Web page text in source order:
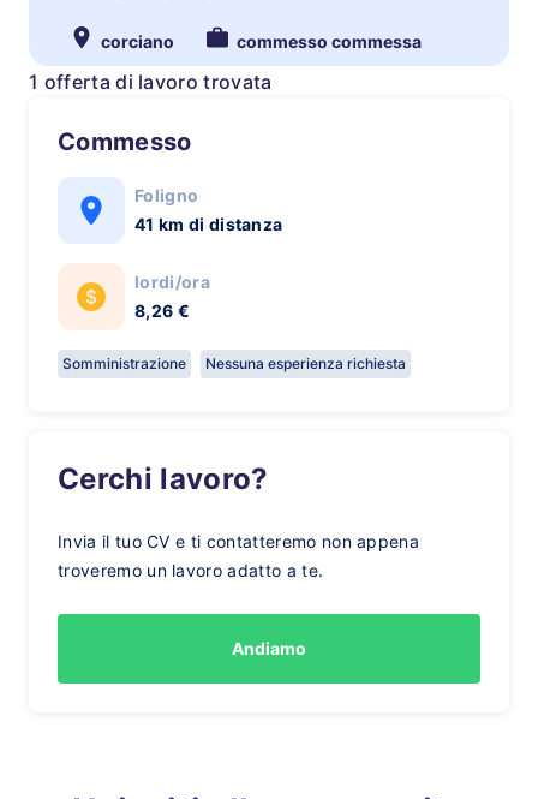
corciano commesso commessa
1 offerta di lavoro trovata
Commesso
Foligno
41 km di distanza
lordi/ora
8,26 €
Somministrazione Nessuna esperienza richiesta
Cerchi lavoro?
Invia il tuo CV e ti contatteremo non appena
troveremo un lavoro adatto a te.
Andiamo